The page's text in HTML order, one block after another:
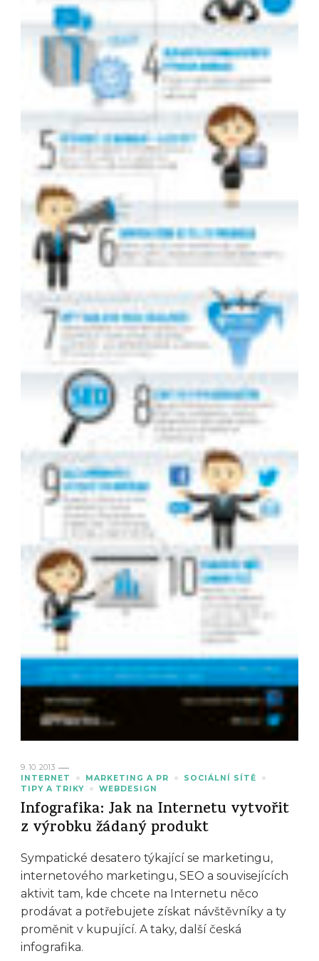
9. 10. 2013
INTERNET
MARKETING A PR
SOCIÁLNÍ SÍTĚ
TIPY A TRIKY
WEBDESIGN
Infografika: Jak na Internetu vytvořit
z výrobku žádaný produkt
Sympatické desatero týkající se marketingu,
internetového marketingu, SEO a souvisejících
aktivit tam, kde chcete na Internetu něco
prodávat a potřebujete získat návštěvníky a ty
proměnit v kupující. A taky, další česká
infografika.